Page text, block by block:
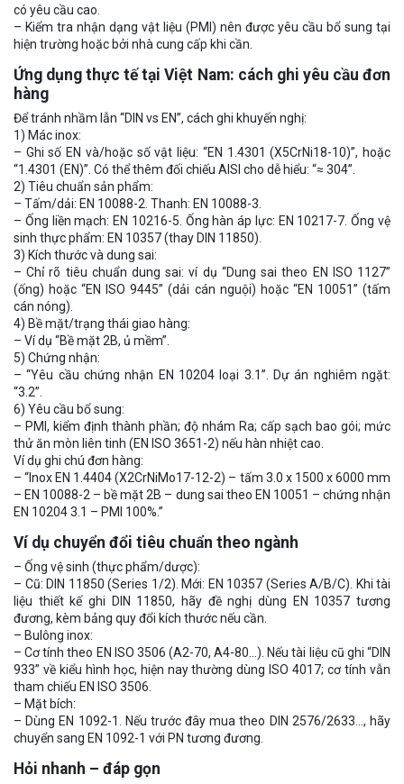
có yêu cầu cao.
– Kiểm tra nhận dạng vật liệu (PMI) nên được yêu cầu bổ sung tại
hiện trường hoặc bởi nhà cung cấp khi cần.
Ứng dụng thực tế tại Việt Nam: cách ghi yêu cầu đơn
hàng
Để tránh nhầm lẫn “DIN vs EN”, cách ghi khuyến nghị:
1) Mác inox:
– Ghi số EN và/hoặc số vật liệu: “EN 1.4301 (X5CrNi18-10)”, hoặc
“1.4301 (EN)”. Có thể thêm đối chiếu AISI cho dễ hiểu: “≈ 304”.
2) Tiêu chuẩn sản phẩm:
– Tấm/dải: EN 10088-2. Thanh: EN 10088-3.
– Ống liền mạch: EN 10216-5. Ống hàn áp lực: EN 10217-7. Ống vệ
sinh thực phẩm: EN 10357 (thay DIN 11850).
3) Kích thước và dung sai:
– Chỉ rõ tiêu chuẩn dung sai: ví dụ “Dung sai theo EN ISO 1127”
(ống) hoặc “EN ISO 9445” (dải cán nguội) hoặc “EN 10051” (tấm
cán nóng).
4) Bề mặt/trạng thái giao hàng:
– Ví dụ “Bề mặt 2B, ủ mềm”.
5) Chứng nhận:
– “Yêu cầu chứng nhận EN 10204 loại 3.1”. Dự án nghiêm ngặt:
“3.2”.
6) Yêu cầu bổ sung:
– PMI, kiểm định thành phần; độ nhám Ra; cấp sạch bao gói; mức
thử ăn mòn liên tinh (EN ISO 3651-2) nếu hàn nhiệt cao.
Ví dụ ghi chú đơn hàng:
– “Inox EN 1.4404 (X2CrNiMo17-12-2) – tấm 3.0 x 1500 x 6000 mm
– EN 10088-2 – bề mặt 2B – dung sai theo EN 10051 – chứng nhận
EN 10204 3.1 – PMI 100%.”
Ví dụ chuyển đổi tiêu chuẩn theo ngành
– Ống vệ sinh (thực phẩm/dược):
– Cũ: DIN 11850 (Series 1/2). Mới: EN 10357 (Series A/B/C). Khi tài
liệu thiết kế ghi DIN 11850, hãy đề nghị dùng EN 10357 tương
đương, kèm bảng quy đổi kích thước nếu cần.
– Bulông inox:
– Cơ tính theo EN ISO 3506 (A2-70, A4-80…). Nếu tài liệu cũ ghi “DIN
933” về kiểu hình học, hiện nay thường dùng ISO 4017; cơ tính vẫn
tham chiếu EN ISO 3506.
– Mặt bích:
– Dùng EN 1092-1. Nếu trước đây mua theo DIN 2576/2633…, hãy
chuyển sang EN 1092-1 với PN tương đương.
Hỏi nhanh – đáp gọn